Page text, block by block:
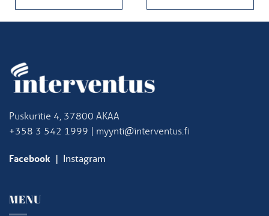
Puskuritie 4, 37800 AKAA
+358 3 542 1999 | myynti@interventus.fi
Facebook | Instagram
MENU